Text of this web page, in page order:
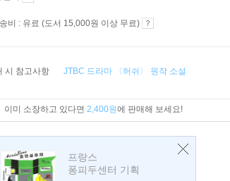
비 : 유료 (도서 15,000원 이상 무료)
시 참고사항 JTBC 드라마 〈허쉬〉 원작 소설
이미 소장하고 있다면 2,400원에 판매해 보세요!
프랑스
퐁피두센터 기획